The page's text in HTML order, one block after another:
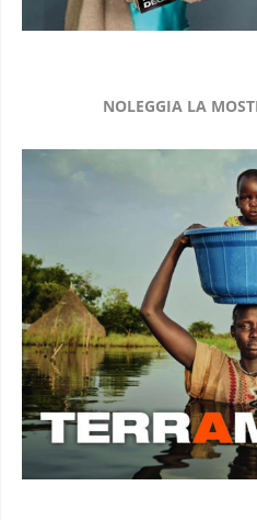
NOLEGGIA LA